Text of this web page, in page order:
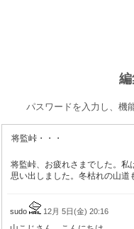
パスワードを入力し、機
将監峠・・・
将監峠、お疲れさまでした。
思い出しました。冬枯れの山道
sudo 12月 5日(金) 20:16